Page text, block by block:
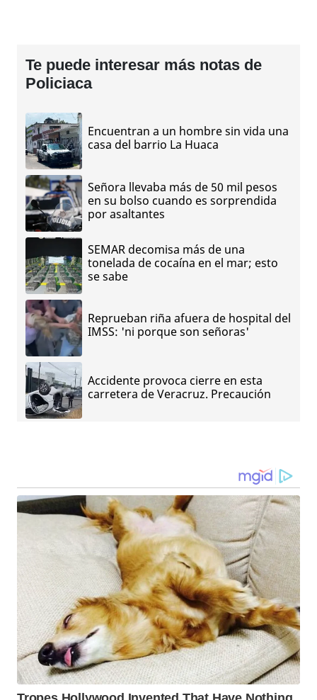
Te puede interesar más notas de
Policiaca
Encuentran a un hombre sin vida una
casa del barrio La Huaca
Señora llevaba más de 50 mil pesos
en su bolso cuando es sorprendida
por asaltantes
SEMAR decomisa más de una
tonelada de cocaína en el mar; esto
se sabe
Reprueban riña afuera de hospital del
IMSS: 'ni porque son señoras'
Accidente provoca cierre en esta
carretera de Veracruz. Precaución